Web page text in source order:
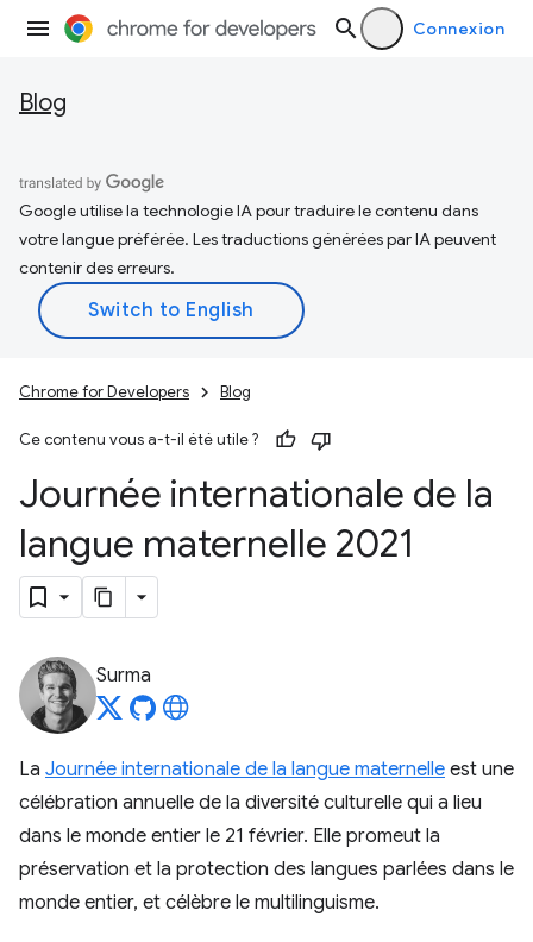
Connexion
Blog
Google utilise la technologie IA pour traduire le contenu dans
votre langue préférée. Les traductions générées par IA peuvent
contenir des erreurs.
Chrome for Developers Blog
Ce contenu vous a-t-il été utile ?
Journée internationale de la
langue maternelle 2021
Surma
La Journée internationale de la langue maternelle est une
célébration annuelle de la diversité culturelle qui a lieu
dans le monde entier le 21 février. Elle promeut la
préservation et la protection des langues parlées dans le
monde entier, et célèbre le multilinguisme.